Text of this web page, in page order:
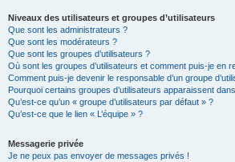
Niveaux des utilisateurs et groupes d’utilisateurs
Que sont les administrateurs ?
Que sont les modérateurs ?
Que sont les groupes d’utilisateurs ?
Où sont les groupes d’utilisateurs et comment puis-je en
Comment puis-je devenir le responsable d’un groupe
Pourquoi certains groupes d’utilisateurs apparaissent
Qu’est-ce qu’un « groupe d’utilisateurs par défaut » ?
Qu’est-ce que le lien « L’équipe » ?
Messagerie privée
Je ne peux pas envoyer de messages privés !